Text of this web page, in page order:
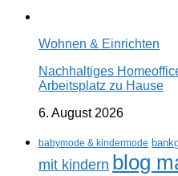
Wohnen & Einrichten
Nachhaltiges
Arbeitsplatz zu Hause
6. August 2026
babymode & kindermode
mit kindern blog